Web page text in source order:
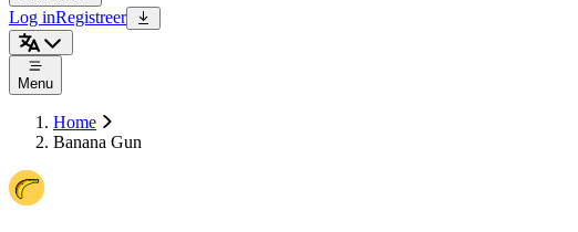
Log inRegistreer
Menu
Home
Banana Gun